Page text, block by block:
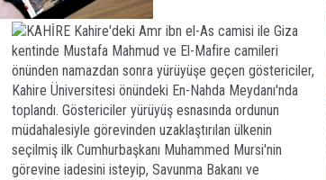
KAHİRE Kahire'deki Amr ibn el-As camisi ile Giza
kentinde Mustafa Mahmud ve El-Mafire camileri
önünden namazdan sonra yürüyüşe geçen göstericiler,
Kahire Üniversitesi önündeki En-Nahda Meydanı'nda
toplandı. Göstericiler yürüyüş esnasında ordunun
müdahalesiyle görevinden uzaklaştırılan ülkenin
seçilmiş ilk Cumhurbaşkanı Muhammed Mursi'nin
görevine iadesini isteyip, Savunma Bakanı ve